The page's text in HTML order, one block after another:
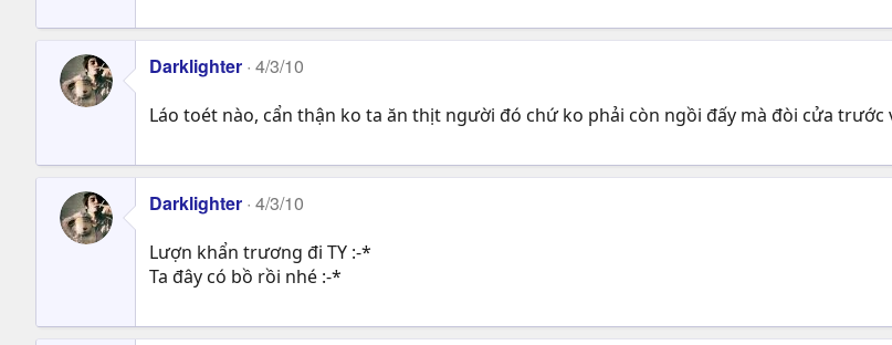
Darklighter 4/3/10
Láo toét nào, cẩn thận ko ta ăn thịt người đó chứ ko phải còn ngồi đấy mà đòi cửa trước
Darklighter 4/3/10
Lượn khẩn trương đi TY :-*
Ta đây có bồ rồi nhé :-*